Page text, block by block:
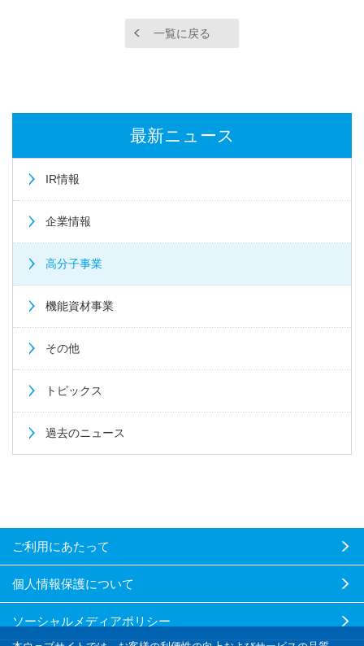
一覧に戻る
最新ニュース
IR情報
企業情報
高分子事業
機能資材事業
その他
トピックス
過去のニュース
ご利用にあたって
個人情報保護について
ソーシャルメディアポリシー